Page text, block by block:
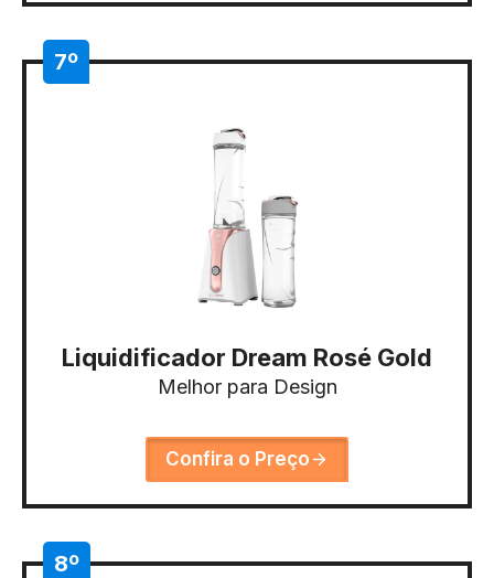
7º
Liquidificador Dream Rosé Gold
Melhor para Design
Confira o Preço
8º